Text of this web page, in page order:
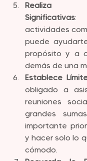
Realiza
Significativas:
actividades
puede
propósito y a
demás de una
Establece
obligado a
reuniones
grandes
importante
y hacer solo lo
cómodo.